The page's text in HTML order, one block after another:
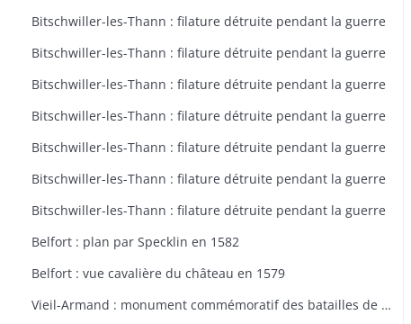
Bitschwiller-les-Thann : filature détruite pendant la guerre
Bitschwiller-les-Thann : filature détruite pendant la guerre
Bitschwiller-les-Thann : filature détruite pendant la guerre
Bitschwiller-les-Thann : filature détruite pendant la guerre
Bitschwiller-les-Thann : filature détruite pendant la guerre
Bitschwiller-les-Thann : filature détruite pendant la guerre
Bitschwiller-les-Thann : filature détruite pendant la guerre
Belfort : plan par Specklin en 1582
Belfort : vue cavalière du château en 1579
Vieil-Armand : monument commémoratif des batailles de la 1ère guerre mondiale